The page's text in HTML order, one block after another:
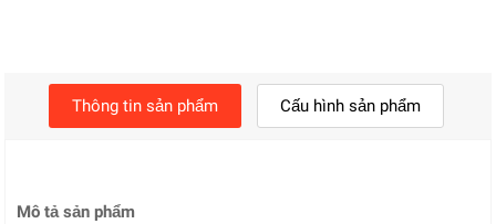
Thông tin sản phẩm Cấu hình sản phẩm
Mô tả sản phẩm